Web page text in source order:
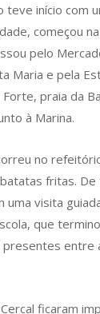
teve início com
começou
pelo
Maria e pela
Forte, praia da
à Marina.
no
fritas.
uma visita
que
entre
ficaram